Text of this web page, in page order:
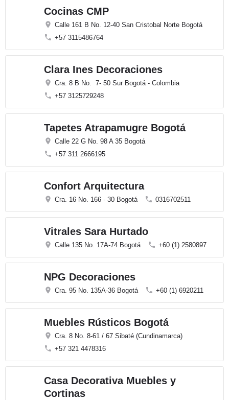
Cocinas CMP
Calle 161 B No. 12-40 San Cristobal Norte Bogotá
+57 3115486764
Clara Ines Decoraciones
Cra. 8 B No. 7- 50 Sur Bogotá - Colombia
+57 3125729248
Tapetes Atrapamugre Bogotá
Calle 22 G No. 98 A 35 Bogotá
+57 311 2666195
Confort Arquitectura
Cra. 16 No. 166 - 30 Bogotá 0316702511
Vitrales Sara Hurtado
Calle 135 No. 17A-74 Bogotá +60 (1) 2580897
NPG Decoraciones
Cra. 95 No. 135A-36 Bogotá +60 (1) 6920211
Muebles Rústicos Bogotá
Cra. 8 No. 8-61 / 67 Sibaté (Cundinamarca)
+57 321 4478316
Casa Decorativa Muebles y
Cortinas